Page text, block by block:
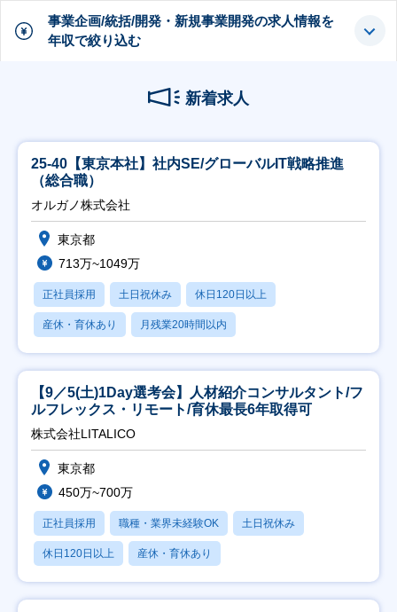
事業企画/統括/開発・新規事業開発の求人情報を
年収で絞り込む
新着求人
25-40【東京本社】社内SE/グローバルIT戦略推進
（総合職）
オルガノ株式会社
東京都
713万~1049万
正社員採用 土日祝休み 休日120日以上
産休・育休あり 月残業20時間以内
【9／5(土)1Day選考会】人材紹介コンサルタント/フ
ルフレックス・リモート/育休最長6年取得可
株式会社LITALICO
東京都
450万~700万
正社員採用 職種・業界未経験OK 土日祝休み
休日120日以上 産休・育休あり